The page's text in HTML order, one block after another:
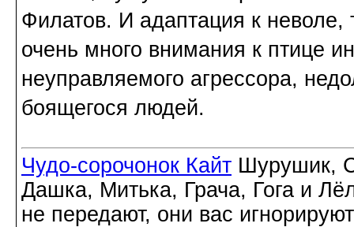
Филатов. И адаптация к неволе,
очень много внимания к птице
неуправляемого агрессора,
боящегося людей.
Чудо-сорочонок Кайт Шурушик,
Дашка, Митька, Грача, Гога и
не передают, они вас игнорируют